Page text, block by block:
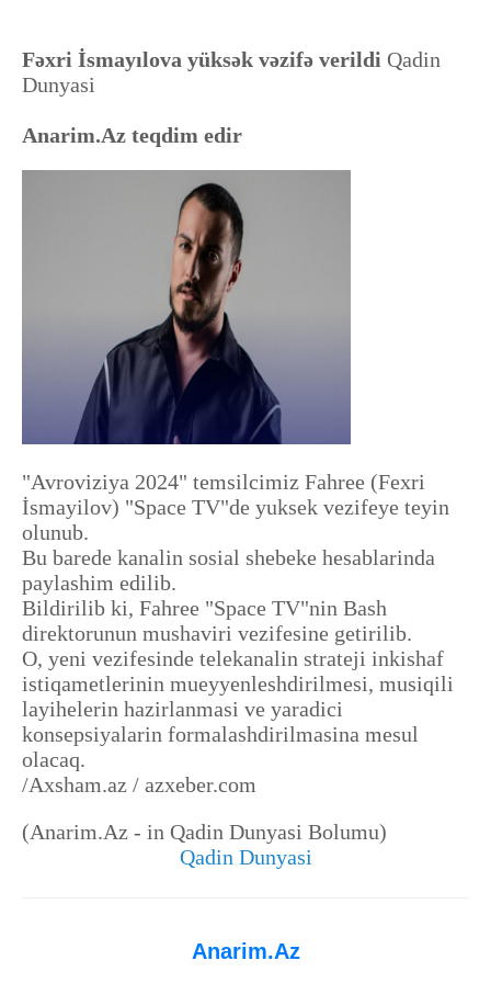
Fəxri İsmayılova yüksək vəzifə verildi Qadin
Dunyasi
Anarim.Az teqdim edir
"Avroviziya 2024" temsilcimiz Fahree (Fexri
İsmayilov) "Space TV"de yuksek vezifeye teyin
olunub.
Bu barede kanalin sosial shebeke hesablarinda
paylashim edilib.
Bildirilib ki, Fahree "Space TV"nin Bash
direktorunun mushaviri vezifesine getirilib.
O, yeni vezifesinde telekanalin strateji inkishaf
istiqametlerinin mueyyenleshdirilmesi, musiqili
layihelerin hazirlanmasi ve yaradici
konsepsiyalarin formalashdirilmasina mesul
olacaq.
/Axsham.az / azxeber.com
(Anarim.Az - in Qadin Dunyasi Bolumu)
Qadin Dunyasi
Anarim.Az